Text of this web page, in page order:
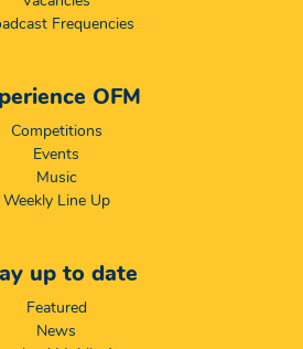
Frequencies
OFM
Competitions
Events
Music
Weekly Line Up
up to date
Featured
News